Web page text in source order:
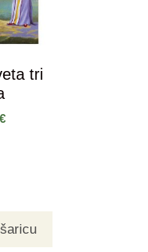
tri
€